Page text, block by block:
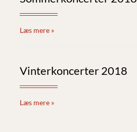
Læs mere »
Vinterkoncerter 2018
Læs mere »